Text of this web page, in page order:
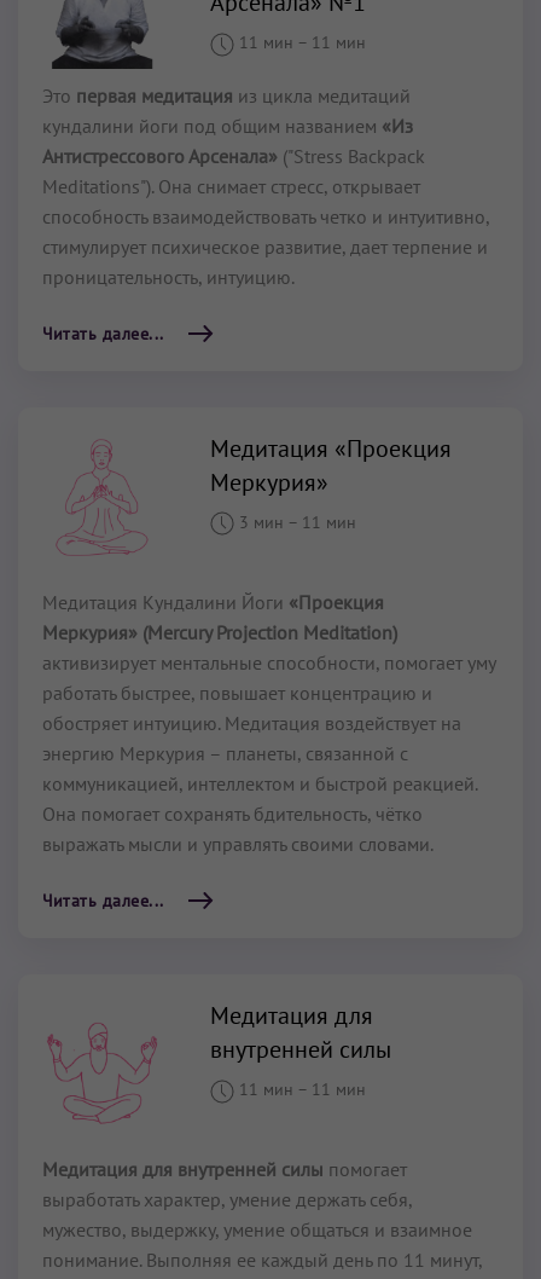
11 мин – 11 мин
Это первая медитация из цикла медитаций
кундалини йоги под общим названием «Из
Антистрессового Арсенала» ("Stress Backpack
Meditations"). Она снимает стресс, открывает
способность взаимодействовать четко и интуитивно,
стимулирует психическое развитие, дает терпение и
проницательность, интуицию.
Читать далее...
Медитация «Проекция
Меркурия»
3 мин – 11 мин
Медитация Кундалини Йоги «Проекция
Меркурия» (Mercury Projection Meditation)
активизирует ментальные способности, помогает уму
работать быстрее, повышает концентрацию и
обостряет интуицию. Медитация воздействует на
энергию Меркурия – планеты, связанной с
коммуникацией, интеллектом и быстрой реакцией.
Она помогает сохранять бдительность, чётко
выражать мысли и управлять своими словами.
Читать далее...
Медитация для
внутренней силы
11 мин – 11 мин
Медитация для внутренней силы помогает
выработать характер, умение держать себя,
мужество, выдержку, умение общаться и взаимное
понимание. Выполняя ее каждый день по 11 минут,